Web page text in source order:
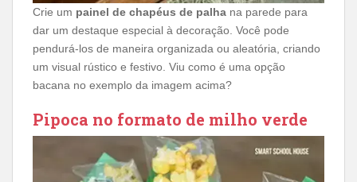
Crie um painel de chapéus de palha na parede para
dar um destaque especial à decoração. Você pode
pendurá-los de maneira organizada ou aleatória, criando
um visual rústico e festivo. Viu como é uma opção
bacana no exemplo da imagem acima?
Pipoca no formato de milho verde